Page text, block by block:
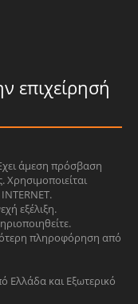
επιχείρησή
άμεση πρόσβαση
εξέλιξη.
πληροφόρηση από
Ελλάδα και Εξωτερικό